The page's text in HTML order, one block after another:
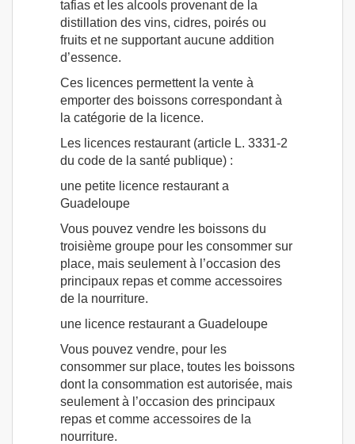
tafias et les alcools provenant de la
distillation des vins, cidres, poirés ou
fruits et ne supportant aucune addition
d’essence.
Ces licences permettent la vente à
emporter des boissons correspondant à
la catégorie de la licence.
Les licences restaurant (article L. 3331-2
du code de la santé publique) :
une petite licence restaurant a
Guadeloupe
Vous pouvez vendre les boissons du
troisième groupe pour les consommer sur
place, mais seulement à l’occasion des
principaux repas et comme accessoires
de la nourriture.
une licence restaurant a Guadeloupe
Vous pouvez vendre, pour les
consommer sur place, toutes les boissons
dont la consommation est autorisée, mais
seulement à l’occasion des principaux
repas et comme accessoires de la
nourriture.